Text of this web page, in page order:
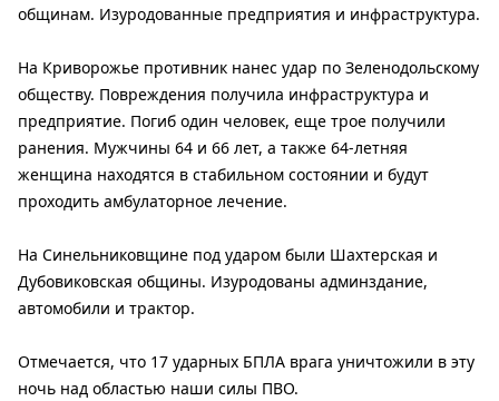
общинам. Изуродованные предприятия и инфраструктура.
На Криворожье противник нанес удар по Зеленодольскому
обществу. Повреждения получила инфраструктура и
предприятие. Погиб один человек, еще трое получили
ранения. Мужчины 64 и 66 лет, а также 64-летняя
женщина находятся в стабильном состоянии и будут
проходить амбулаторное лечение.
На Синельниковщине под ударом были Шахтерская и
Дубовиковская общины. Изуродованы админздание,
автомобили и трактор.
Отмечается, что 17 ударных БПЛА врага уничтожили в эту
ночь над областью наши силы ПВО.